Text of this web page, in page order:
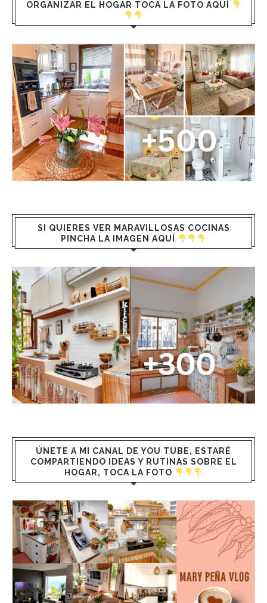
ORGANIZAR EL HOGAR TOCA LA FOTO AQUÍ
SI QUIERES VER MARAVILLOSAS COCINAS
PINCHA LA IMAGEN AQUÍ
ÚNETE A MI CANAL DE YOU TUBE, ESTARÉ
COMPARTIENDO IDEAS Y RUTINAS SOBRE EL
HOGAR, TOCA LA FOTO